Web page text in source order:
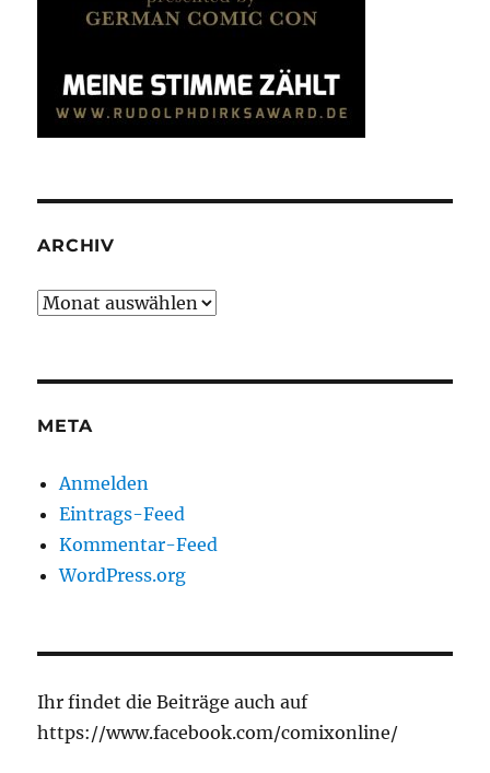
ARCHIV
Archiv
META
Anmelden
Eintrags-Feed
Kommentar-Feed
WordPress.org
Ihr findet die Beiträge auch auf
https://www.facebook.com/comixonline/